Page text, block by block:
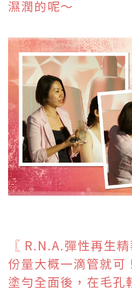
濕潤的呢～
〖 R.N.A.彈性再生精
份量大概一滴管就可
塗勻全面後，在毛孔